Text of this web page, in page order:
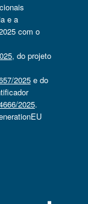
e a
com o
, do projeto
2025e do
2025.